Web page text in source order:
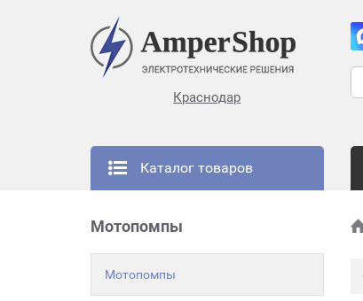
Краснодар
Каталог товаров
Мотопомпы
Мотопомпы